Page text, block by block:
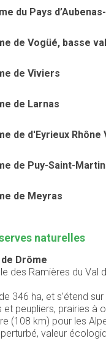
du Pays
de Vogüé, basse
de Viviers
de Larnas
de d'Eyrieux Rhône
de Puy-Saint-Martin
de Meyras
naturelles
Drôme
des Ramières du Val
346 ha, et s’étend
et peupliers, prairies à
(108 km) pour les
valeur